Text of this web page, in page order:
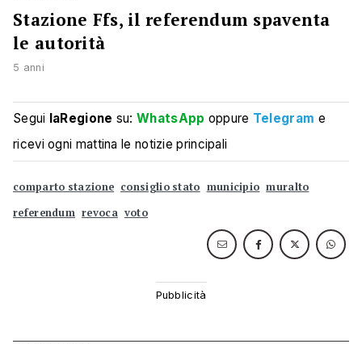
Stazione Ffs, il referendum spaventa
le autorità
5 anni
Segui laRegione su:WhatsApp oppure Telegram e
ricevi ogni mattina le notizie principali
comparto stazione consiglio stato municipio muralto
referendum revoca voto